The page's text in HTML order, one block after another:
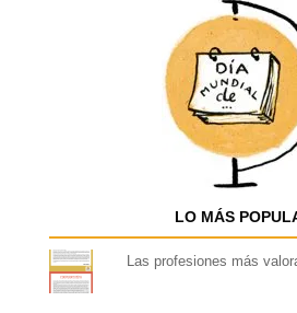
LO MÁS
Las profesiones más